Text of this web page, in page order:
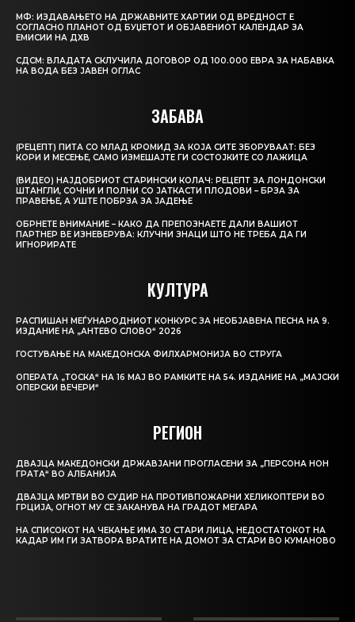
МФ: ИЗДАВАЊЕТО НА ДРЖАВНИТЕ ХАРТИИ ОД ВРЕДНОСТ Е
СОГЛАСНО ПЛАНОТ ОД БУЏЕТОТ И ОБЈАВЕНИОТ КАЛЕНДАР ЗА
ЕМИСИИ НА ДХВ
СДСМ: ВЛАДАТА СКЛУЧИЛА ДОГОВОР ОД 100.000 ЕВРА ЗА НАБАВКА
НА ВОДА БЕЗ ЈАВЕН ОГЛАС
ЗАБАВА
(РЕЦЕПТ) ПИТА СО МЛАД КРОМИД ЗА КОЈА СИТЕ ЗБОРУВААТ: БЕЗ
КОРИ И МЕСЕЊЕ, САМО ИЗМЕШАЈТЕ ГИ СОСТОЈКИТЕ СО ЛАЖИЦА
(ВИДЕО) НАЈДОБРИОТ СТАРИНСКИ КОЛАЧ: РЕЦЕПТ ЗА ЛОНДОНСКИ
ШТАНГЛИ, СОЧНИ И ПОЛНИ СО ЈАТКАСТИ ПЛОДОВИ – БРЗА ЗА
ПРАВЕЊЕ, А УШТЕ ПОБРЗА ЗА ЈАДЕЊЕ
ОБРНЕТЕ ВНИМАНИЕ – КАКО ДА ПРЕПОЗНАЕТЕ ДАЛИ ВАШИОТ
ПАРТНЕР ВЕ ИЗНЕВЕРУВА: КЛУЧНИ ЗНАЦИ ШТО НЕ ТРЕБА ДА ГИ
ИГНОРИРАТЕ
КУЛТУРА
РАСПИШАН МЕЃУНАРОДНИОТ КОНКУРС ЗА НЕОБЈАВЕНА ПЕСНА НА 9.
ИЗДАНИЕ НА „АНТЕВО СЛОВО“ 2026
ГОСТУВАЊЕ НА МАКЕДОНСКА ФИЛХАРМОНИЈА ВО СТРУГА
ОПЕРАТА „ТОСКА“ НА 16 МАЈ ВО РАМКИТЕ НА 54. ИЗДАНИЕ НА „МАЈСКИ
ОПЕРСКИ ВЕЧЕРИ“
РЕГИОН
ДВАЈЦА МАКЕДОНСКИ ДРЖАВЈАНИ ПРОГЛАСЕНИ ЗА „ПЕРСОНА НОН
ГРАТА“ ВО АЛБАНИЈА
ДВАЈЦА МРТВИ ВО СУДИР НА ПРОТИВПОЖАРНИ ХЕЛИКОПТЕРИ ВО
ГРЦИЈА, ОГНОТ МУ СЕ ЗАКАНУВА НА ГРАДОТ МЕГАРА
НА СПИСОКОТ НА ЧЕКАЊЕ ИМА 30 СТАРИ ЛИЦА, НЕДОСТАТОКОТ НА
КАДАР ИМ ГИ ЗАТВОРА ВРАТИТЕ НА ДОМОТ ЗА СТАРИ ВО КУМАНОВО